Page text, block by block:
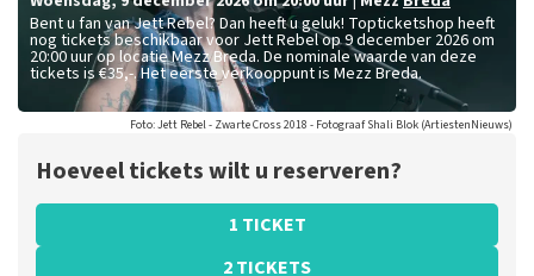
Bent u fan van Jett Rebel? Dan heeft u geluk! Topticketshop heeft
nog tickets beschikbaar voor Jett Rebel op 9 december 2026 om
20:00 uur op locatie Mezz Breda. De nominale waarde van deze
tickets is€35,-. Het eerste verkooppunt is Mezz Breda.
Foto: Jett Rebel - Zwarte Cross 2018 - Fotograaf Shali Blok (ArtiestenNieuws)
Hoeveel tickets wilt u reserveren?
1 TICKET
2 TICKETS